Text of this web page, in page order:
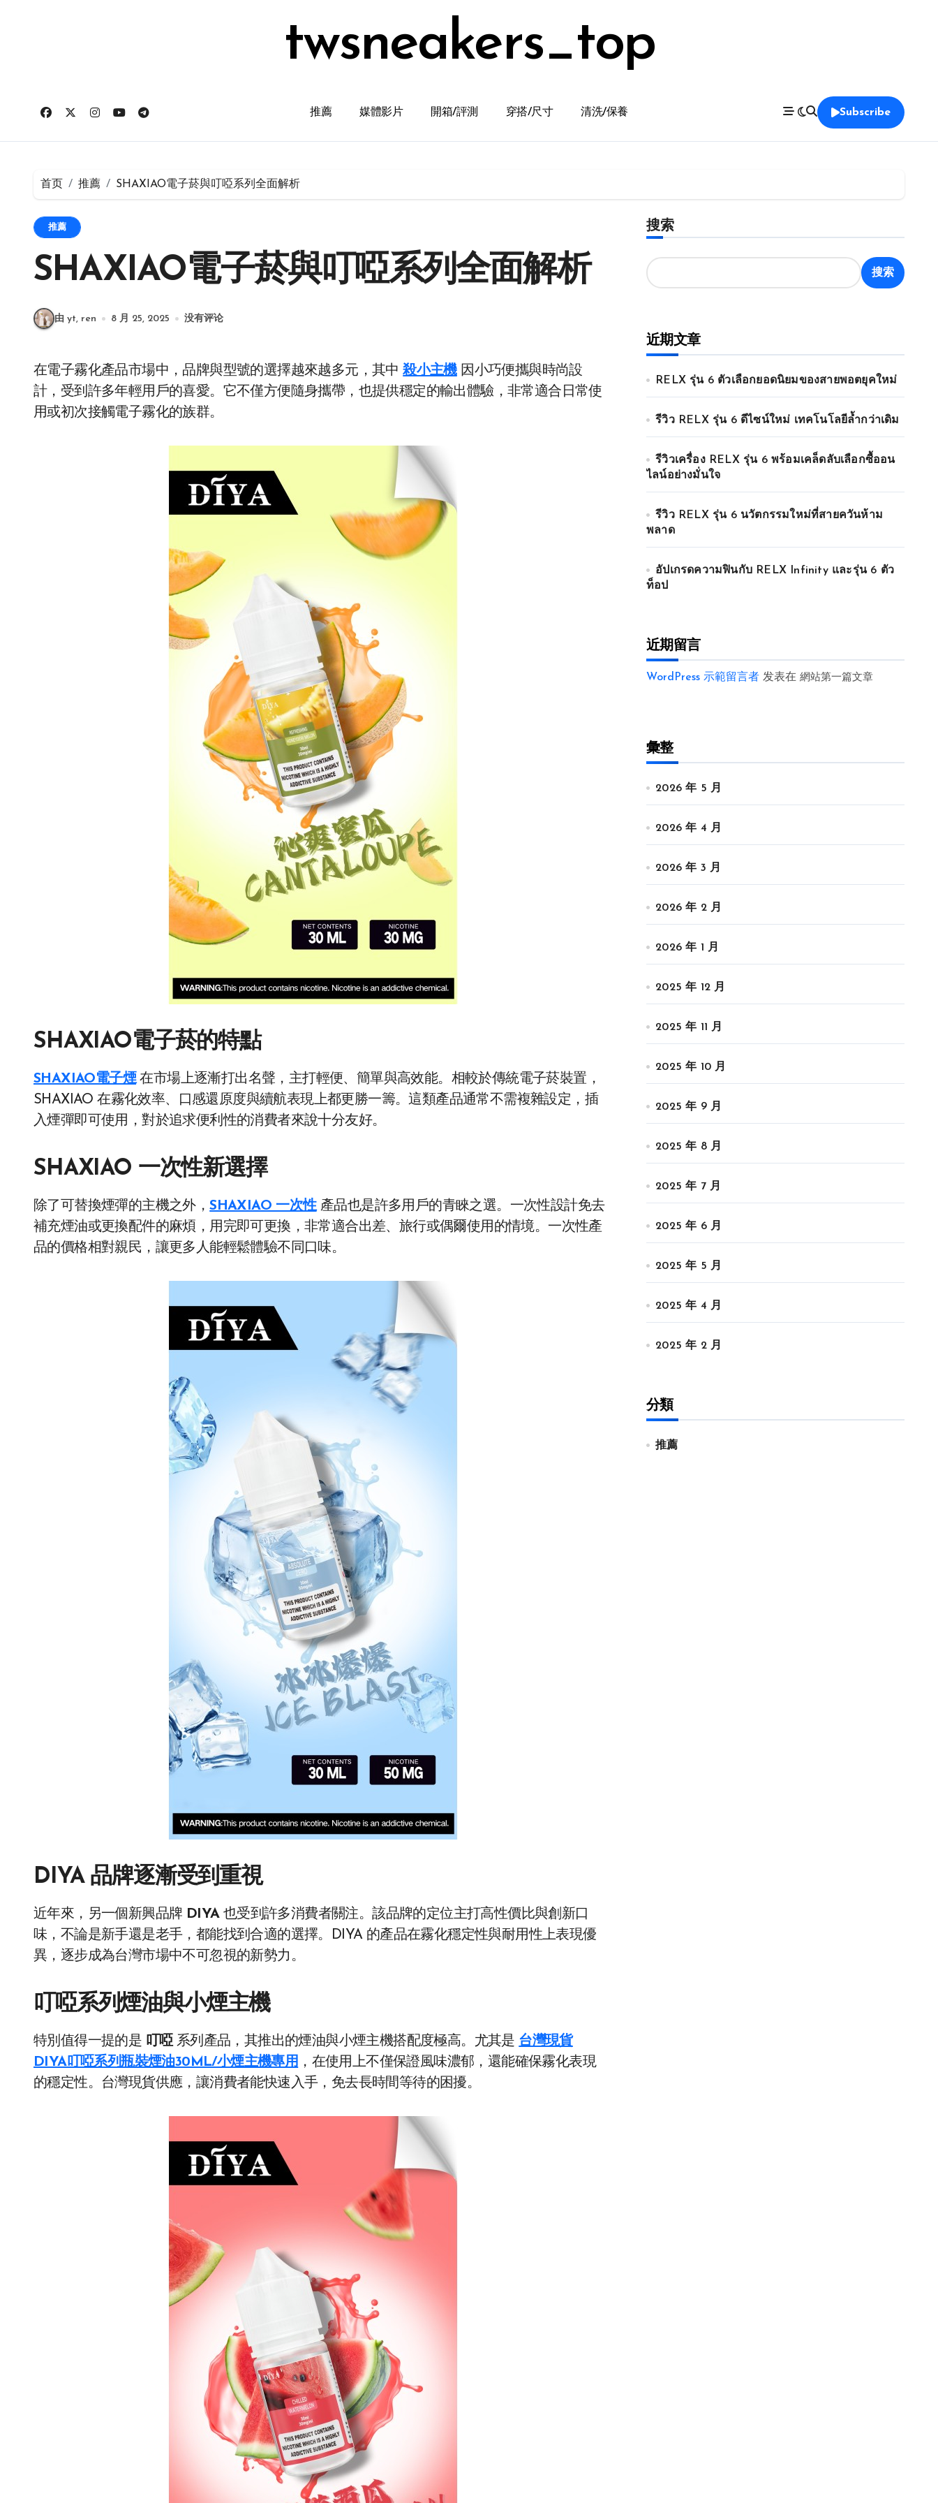
twsneakers_top
推薦 媒體影片 開箱/評測 穿搭/尺寸 清洗/保養 Subscribe
首页 推薦 SHAXIAO電子菸與叮啞系列全面解析
推薦
SHAXIAO電子菸與叮啞系列全面解析
由 yt, ren 8 月 25, 2025 没有评论
在電子霧化產品市場中，品牌與型號的選擇越來越多元，其中殺小主機因小巧便攜與時尚設
計，受到許多年輕用戶的喜愛。它不僅方便隨身攜帶，也提供穩定的輸出體驗，非常適合日常使
用或初次接觸電子霧化的族群。
SHAXIAO電子菸的特點
SHAXIAO電子煙在市場上逐漸打出名聲，主打輕便、簡單與高效能。相較於傳統電子菸裝置，
SHAXIAO 在霧化效率、口感還原度與續航表現上都更勝一籌。這類產品通常不需複雜設定，插
入煙彈即可使用，對於追求便利性的消費者來說十分友好。
SHAXIAO 一次性新選擇
除了可替換煙彈的主機之外，SHAXIAO 一次性產品也是許多用戶的青睞之選。一次性設計免去
補充煙油或更換配件的麻煩，用完即可更換，非常適合出差、旅行或偶爾使用的情境。一次性產
品的價格相對親民，讓更多人能輕鬆體驗不同口味。
DIYA 品牌逐漸受到重視
近年來，另一個新興品牌 DIYA也受到許多消費者關注。該品牌的定位主打高性價比與創新口
味，不論是新手還是老手，都能找到合適的選擇。DIYA 的產品在霧化穩定性與耐用性上表現優
異，逐步成為台灣市場中不可忽視的新勢力。
叮啞系列煙油與小煙主機
特別值得一提的是 叮啞系列產品，其推出的煙油與小煙主機搭配度極高。尤其是 台灣現貨
DIYA叮啞系列瓶裝煙油30ML/小煙主機專用 ，在使用上不僅保證風味濃郁，還能確保霧化表現
的穩定性。台灣現貨供應，讓消費者能快速入手，免去長時間等待的困擾。
搜索
搜索
近期文章
RELX รุ่น 6 ตัวเลือกยอดนิยมของสายพอตยุคใหม่
รีวิว RELX รุ่น 6 ดีไซน์ใหม่ เทคโนโลยีล้ำกว่าเดิม
รีวิวเครื่อง RELX รุ่น 6 พร้อมเคล็ดลับเลือกซื้ออน
ไลน์อย่างมั่นใจ
รีวิว RELX รุ่น 6 นวัตกรรมใหม่ที่สายควันห้าม
พลาด
อัปเกรดความฟินกับ RELX Infinity และรุ่น 6 ตัว
ท็อป
近期留言
WordPress 示範留言者 发表在 網站第一篇文章
彙整
2026 年 5 月
2026 年 4 月
2026 年 3 月
2026 年 2 月
2026 年 1 月
2025 年 12 月
2025 年 11 月
2025 年 10 月
2025 年 9 月
2025 年 8 月
2025 年 7 月
2025 年 6 月
2025 年 5 月
2025 年 4 月
2025 年 2 月
分類
推薦